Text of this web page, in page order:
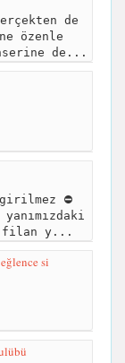
de
özenle
de...
⛔
filan y...
si